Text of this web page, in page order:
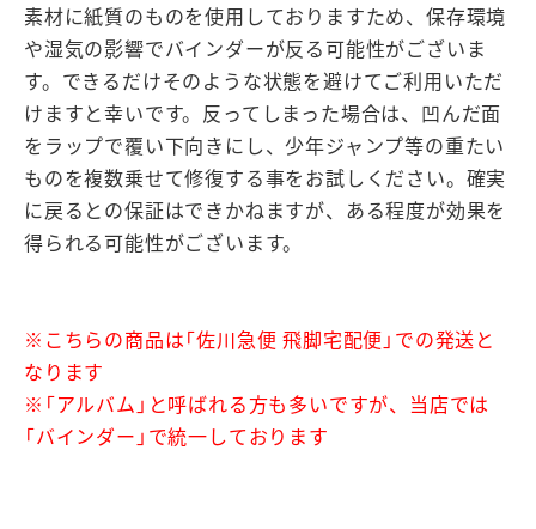
素材に紙質のものを使用しておりますため、保存環境
や湿気の影響でバインダーが反る可能性がございま
す。できるだけそのような状態を避けてご利用いただ
けますと幸いです。反ってしまった場合は、凹んだ面
をラップで覆い下向きにし、少年ジャンプ等の重たい
ものを複数乗せて修復する事をお試しください。確実
に戻るとの保証はできかねますが、ある程度が効果を
得られる可能性がございます。
※こちらの商品は「佐川急便 飛脚宅配便」での発送と
なります
※「アルバム」と呼ばれる方も多いですが、当店では
「バインダー」で統一しております